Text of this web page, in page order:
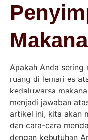
Apakah Anda sering
ruang di lemari es
kedaluwarsa
menjadi jawaban
artikel ini, kita akan
dan cara-cara
dengan kebutuhan